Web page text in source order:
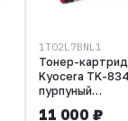
1T02L7BNL1
Тонер-
Kyocera TK-
пурпуный
11 000 ₽